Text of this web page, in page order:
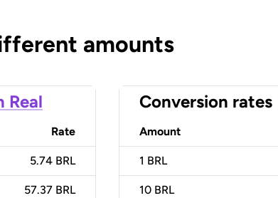
amounts
Real
Rate
5.74 BRL
57.37 BRL
Conversion rates
Amount
1 BRL
10 BRL